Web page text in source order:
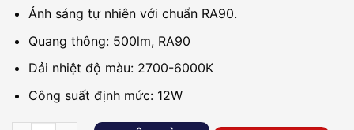
Ánh sáng tự nhiên với chuẩn RA90.
Quang thông: 500lm, RA90
Dải nhiệt độ màu: 2700-6000K
Công suất định mức: 12W